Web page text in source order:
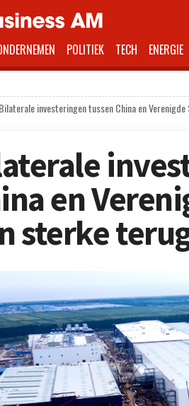
POLITIEK TECH ENERGIE
Bilaterale investeringen tussen China en
en
sterke